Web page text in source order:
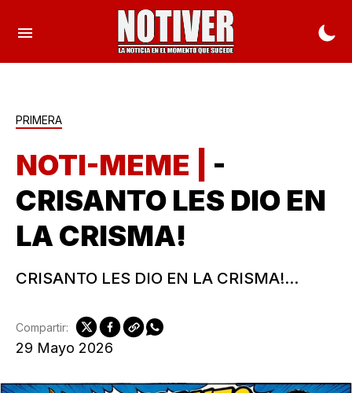
PRIMERA
NOTI-MEME | -
CRISANTO LES DIO EN
LA CRISMA!
CRISANTO LES DIO EN LA CRISMA!...
29 Mayo 2026
Compartir: